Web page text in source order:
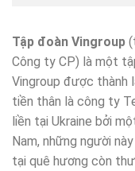
Tập đoàn Vingroup
Công ty CP) là một
Vingroup được thành
tiền thân là công ty
liền tại Ukraine bởi
Nam, những người
tại quê hương còn